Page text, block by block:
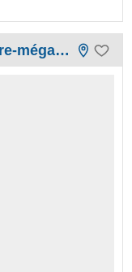
Chambres d'hotes la rouaudiere-mégaudais